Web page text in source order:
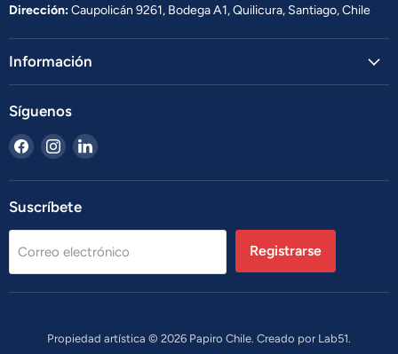
Dirección:Caupolicán 9261, Bodega A1, Quilicura, Santiago, Chile
Información
Síguenos
Encuéntrenos
en
Facebook
Encuéntrenos
en
Instagram
Encuéntrenos
LinkedIn
Suscríbete
Correo electrónico Registrarse
Propiedad artística © 2026 Papiro Chile. Creado por Lab51.